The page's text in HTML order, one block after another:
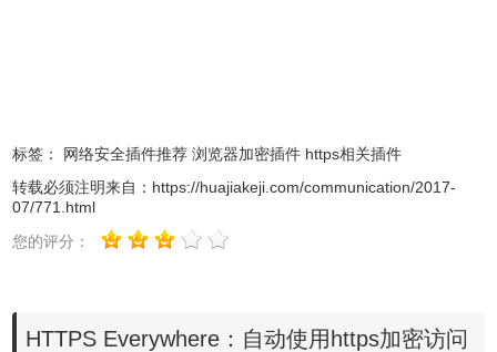
标签： 网络安全插件推荐 浏览器加密插件 https相关插件
转载必须注明来自： https://huajiakeji.com/communication/2017-
07/771.html
您的评分：
HTTPS Everywhere：自动使用https加密访问